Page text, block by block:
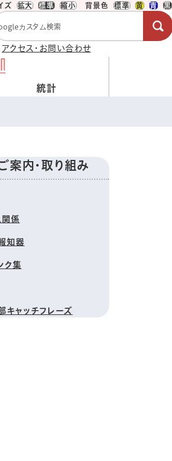
ズ 拡大 標準 縮小 背景色 標準 黄 青 黒
索キーワード
アクセス・お問い合わせ
統計
案内・取り組み
関係
知器
ク集
キャッチフレーズ